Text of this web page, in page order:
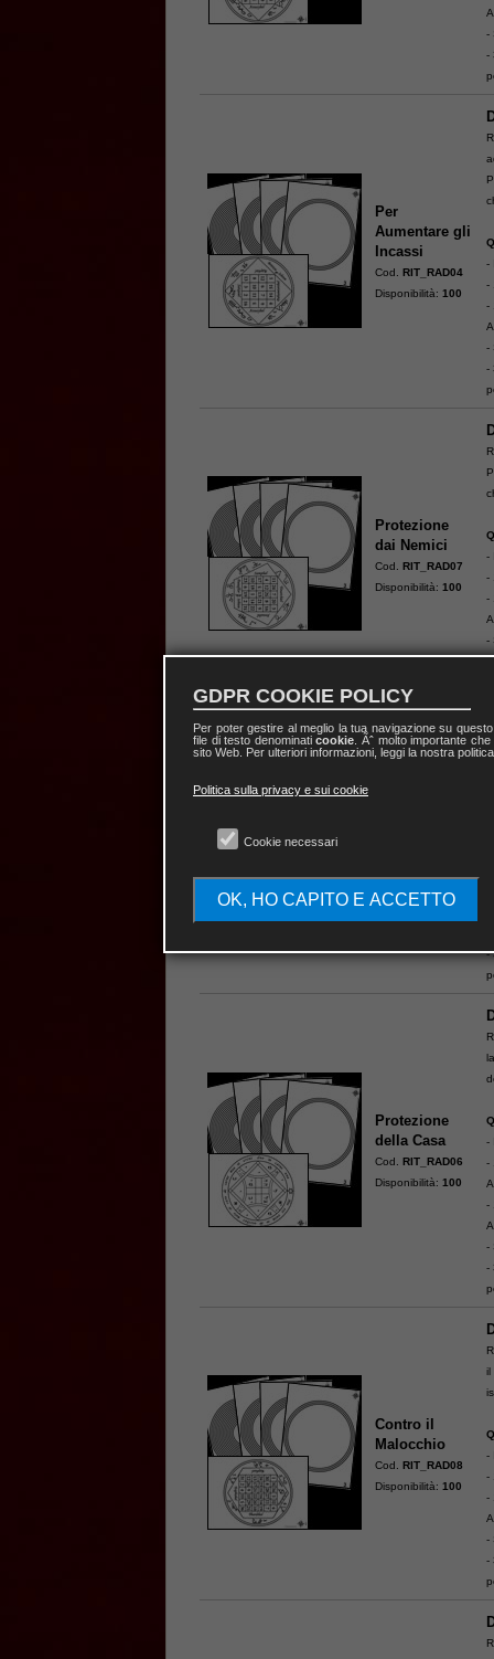
-
-
Per
Aumentare gli
Incassi
Cod.RIT_RAD04
Disponibilità:100
-
-
-
-
-
Protezione
dai Nemici
Cod.RIT_RAD07
Disponibilità:100
-
-
-
-
-
Disponibilità:100
-
Protezione
della Casa
Cod.RIT_RAD06
Disponibilità:100
-
-
-
-
-
Contro il
Malocchio
Cod.RIT_RAD08
Disponibilità:100
il
-
-
-
-
-
GDPR COOKIE POLICY
Per poter gestire al meglio la tua navigazione su
file di testo denominaticookie . Ãˆ molto importante
sito Web. Per ulteriori informazioni, leggi la nostra
Politica sulla privacy e sui cookie
Cookie necessari
OK, HO CAPITO E ACCETTO